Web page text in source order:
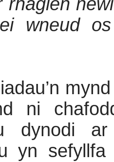
rhaglen
wneud os
ni
dynodi
yn